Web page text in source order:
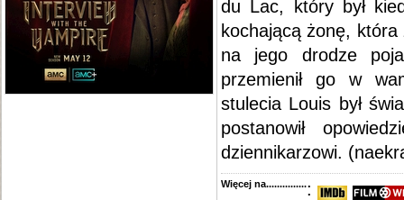
du Lac, który był
kochającą żonę,
na jego drodze
przemienił go w
stulecia Louis był
postanowił
dziennikarzowi.
Więcej na........................................
: